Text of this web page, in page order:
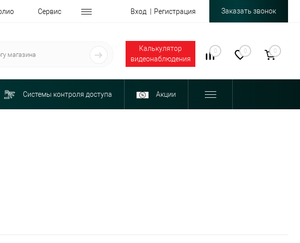
Сервис Вход Регистрация Заказать звонок
Калькулятор
видеонаблюдения
0 0 0
Системы контроля доступа Акции